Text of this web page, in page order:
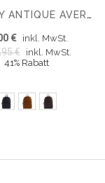
BURKELY ANTIQUE AVERY 14'' RUCKSACK
€ inkl. MwSt.
€
inkl. MwSt.
41% Rabatt